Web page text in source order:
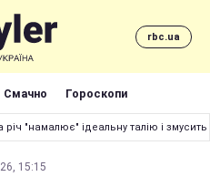
rbc.ua
Смачно Гороскопи
"намалює" ідеальну талію і
15:15